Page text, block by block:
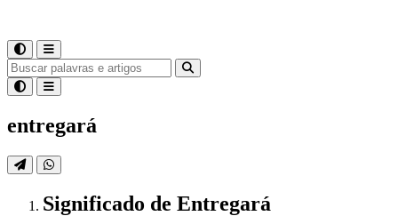
entregará
Significado de Entregará